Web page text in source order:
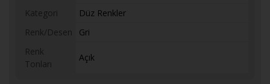
Kategori
Düz Renkler
Renk/Desen
Gri
Renk
Tonları
Açık